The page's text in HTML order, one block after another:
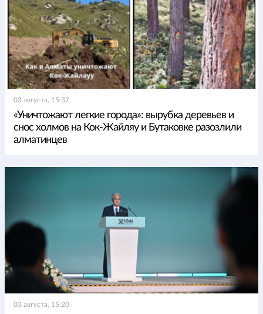
03 августа, 15:37
«Уничтожают легкие города»: вырубка деревьев и
снос холмов на Кок-Жайляу и Бутаковке разозлили
алматинцев
03 августа, 15:20